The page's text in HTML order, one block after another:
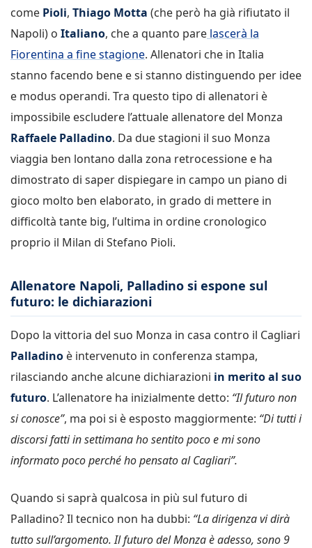
come Pioli, Thiago Motta (che però ha già rifiutato il
Napoli) o Italiano, che a quanto pare lascerà la
Fiorentina a fine stagione. Allenatori che in Italia
stanno facendo bene e si stanno distinguendo per idee
e modus operandi. Tra questo tipo di allenatori è
impossibile escludere l’attuale allenatore del Monza
Raffaele Palladino. Da due stagioni il suo Monza
viaggia ben lontano dalla zona retrocessione e ha
dimostrato di saper dispiegare in campo un piano di
gioco molto ben elaborato, in grado di mettere in
difficoltà tante big, l’ultima in ordine cronologico
proprio il Milan di Stefano Pioli.
Allenatore Napoli, Palladino si espone sul
futuro: le dichiarazioni
Dopo la vittoria del suo Monza in casa contro il Cagliari
Palladino è intervenuto in conferenza stampa,
rilasciando anche alcune dichiarazioni in merito al suo
futuro. L’allenatore ha inizialmente detto: “Il futuro non
si conosce”, ma poi si è esposto maggiormente: “Di tutti i
discorsi fatti in settimana ho sentito poco e mi sono
informato poco perché ho pensato al Cagliari”.
Quando si saprà qualcosa in più sul futuro di
Palladino? Il tecnico non ha dubbi: “La dirigenza vi dirà
tutto sull’argomento. Il futuro del Monza è adesso, sono 9